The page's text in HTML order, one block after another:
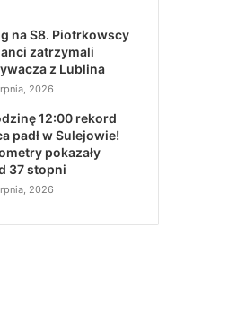
na S8. Piotrkowscy
zatrzymali
z Lublina
2026
12:00 rekord
padł w Sulejowie!
pokazały
37 stopni
2026